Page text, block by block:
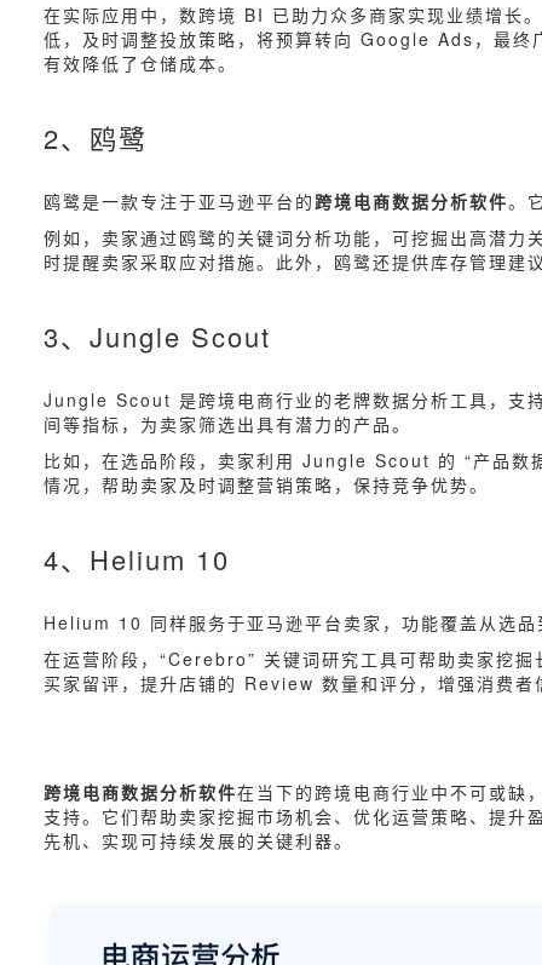
在实际应用中，数跨境 BI 已助力众多商家实现业绩增
低，及时调整投放策略，将预算转向 Google Ads，最
有效降低了仓储成本。
2、鸥鹭
鸥鹭是一款专注于亚马逊平台的 跨境电商数据分析软件。
例如，卖家通过鸥鹭的关键词分析功能，可挖掘出高潜
时提醒卖家采取应对措施。此外，鸥鹭还提供库存管理
3、Jungle Scout
Jungle Scout 是跨境电商行业的老牌数据分析工具，支
间等指标，为卖家筛选出具有潜力的产品。
比如，在选品阶段，卖家利用 Jungle Scout 的 “产品数
情况，帮助卖家及时调整营销策略，保持竞争优势。
4、Helium 10
Helium 10 同样服务于亚马逊平台卖家，功能覆盖从选
在运营阶段，“Cerebro” 关键词研究工具可帮助卖家挖
买家留评，提升店铺的 Review 数量和评分，增强消费者
跨境电商数据分析软件在当下的跨境电商行业中不可或
支持。它们帮助卖家挖掘市场机会、优化运营策略、提
先机、实现可持续发展的关键利器。